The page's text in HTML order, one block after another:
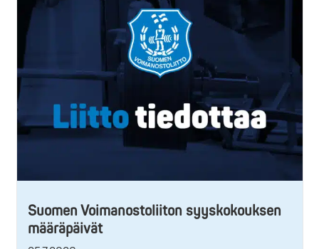
Suomen Voimanostoliiton syyskokouksen
määräpäivät